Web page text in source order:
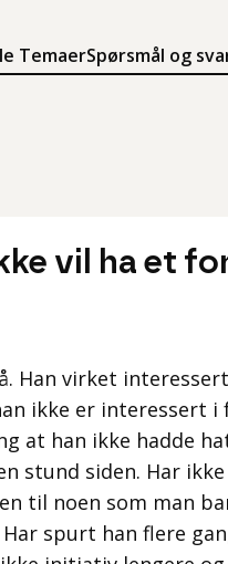
TemaerSpørsmål og
vil ha et
Han virket
ikke er interessert i
at han ikke hadde
stund siden. Har
til noen som man
spurt han flere